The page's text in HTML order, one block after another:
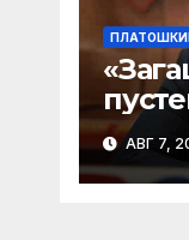
Н.АВГ 7,